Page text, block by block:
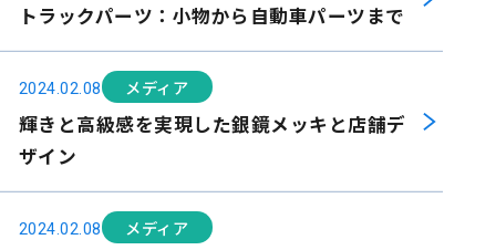
トラックパーツ：小物から自動車パーツまで
2024.02.08 メディア
輝きと高級感を実現した銀鏡メッキと店舗デ
ザイン
2024.02.08 メディア